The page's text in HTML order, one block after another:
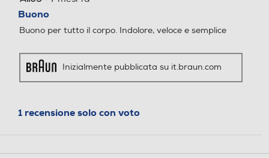
5
stelle.
Buono
Buono per tutto il corpo. Indolore, veloce e semplice
Inizialmente pubblicata su it.braun.com
1 recensione solo con voto